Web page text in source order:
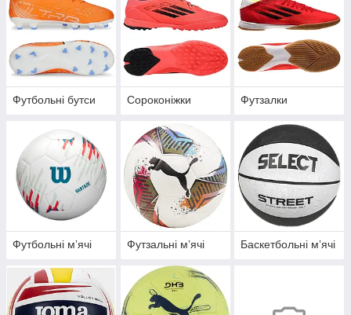
Футбольні бутси Сороконіжки Футзалки
Футбольні мʼячі Футзальні мʼячі Баскетбольні мʼячі